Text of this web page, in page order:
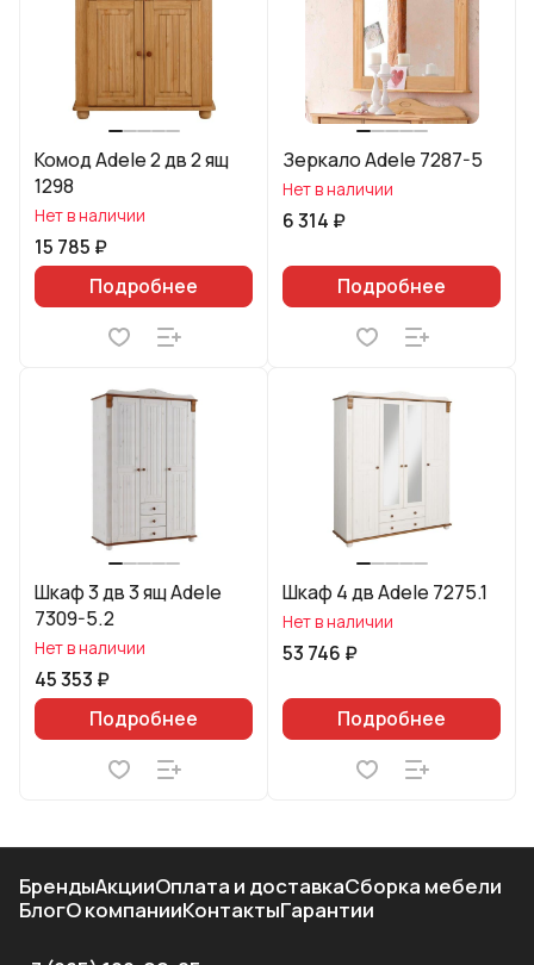
Комод Adele 2 дв 2 ящ
1298
Нет в наличии
15 785 ₽
Подробнее
Зеркало Adele 7287-5
Нет в наличии
6 314 ₽
Подробнее
Шкаф 3 дв 3 ящ Adele
7309-5.2
Нет в наличии
45 353 ₽
Подробнее
Шкаф 4 дв Adele 7275.1
Нет в наличии
53 746 ₽
Подробнее
БрендыАкцииОплата и доставкаСборка мебели
БлогО компанииКонтактыГарантии